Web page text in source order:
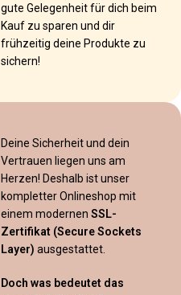
gute Gelegenheit für dich beim
Kauf zu sparen und dir
frühzeitig deine Produkte zu
sichern!
Deine Sicherheit und dein
Vertrauen liegen uns am
Herzen! Deshalb ist unser
kompletter Onlineshop mit
einem modernen SSL-
Zertifikat (Secure Sockets
Layer) ausgestattet.
Doch was bedeutet das